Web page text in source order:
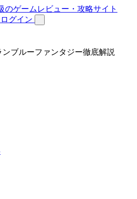
ログイン
ブルーファンタジー徹底解説